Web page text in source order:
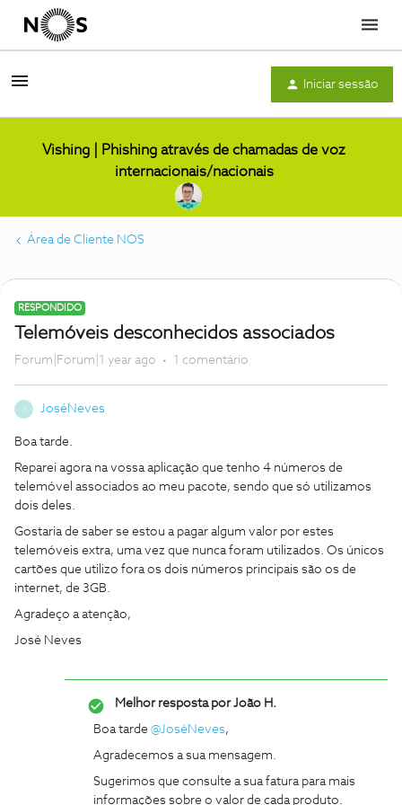
Menu
Iniciar sessão
Vishing | Phishing através de chamadas de voz
internacionais/nacionais
Área de Cliente NOS
RESPONDIDO
Telemóveis desconhecidos associados
Forum|Forum|1 year ago 1 comentário
JoséNeves
Boa tarde.
Reparei agora na vossa aplicação que tenho 4 números de
telemóvel associados ao meu pacote, sendo que só utilizamos
dois deles.
Gostaria de saber se estou a pagar algum valor por estes
telemóveis extra, uma vez que nunca foram utilizados. Os únicos
cartões que utilizo fora os dois números principais são os de
internet, de 3GB.
Agradeço a atenção,
José Neves
Melhor resposta porJoão H.
Boa tarde @JoséNeves,
Agradecemos a sua mensagem.
Sugerimos que consulte a sua fatura para mais
informações sobre o valor de cada produto.